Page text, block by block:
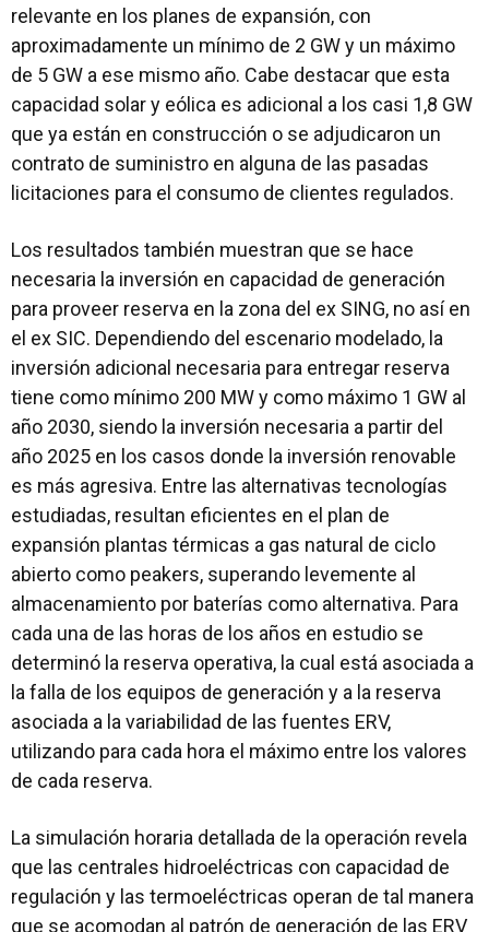
relevante en los planes de expansión, con
aproximadamente un mínimo de 2 GW y un máximo
de 5 GW a ese mismo año. Cabe destacar que esta
capacidad solar y eólica es adicional a los casi 1,8 GW
que ya están en construcción o se adjudicaron un
contrato de suministro en alguna de las pasadas
licitaciones para el consumo de clientes regulados.
Los resultados también muestran que se hace
necesaria la inversión en capacidad de generación
para proveer reserva en la zona del ex SING, no así en
el ex SIC. Dependiendo del escenario modelado, la
inversión adicional necesaria para entregar reserva
tiene como mínimo 200 MW y como máximo 1 GW al
año 2030, siendo la inversión necesaria a partir del
año 2025 en los casos donde la inversión renovable
es más agresiva. Entre las alternativas tecnologías
estudiadas, resultan eficientes en el plan de
expansión plantas térmicas a gas natural de ciclo
abierto como peakers, superando levemente al
almacenamiento por baterías como alternativa. Para
cada una de las horas de los años en estudio se
determinó la reserva operativa, la cual está asociada a
la falla de los equipos de generación y a la reserva
asociada a la variabilidad de las fuentes ERV,
utilizando para cada hora el máximo entre los valores
de cada reserva.
La simulación horaria detallada de la operación revela
que las centrales hidroeléctricas con capacidad de
regulación y las termoeléctricas operan de tal manera
que se acomodan al patrón de generación de las ERV